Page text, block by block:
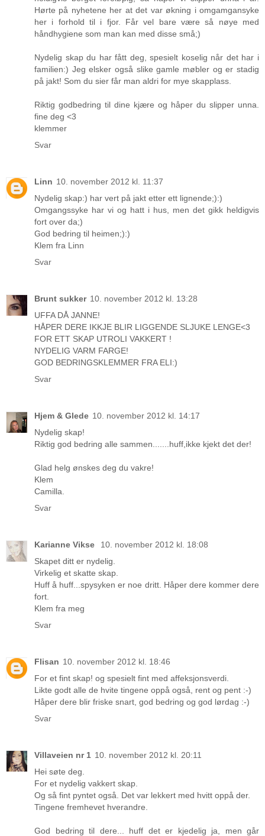
Hørte på nyhetene her at det var økning i omgamgansyke
her i forhold til i fjor. Får vel bare være så nøye med
håndhygiene som man kan med disse små;)
Nydelig skap du har fått deg, spesielt koselig når det har i
familien:) Jeg elsker også slike gamle møbler og er stadig
på jakt! Som du sier får man aldri for mye skapplass.
Riktig godbedring til dine kjære og håper du slipper unna.
fine deg <3
klemmer
Svar
Linn 10. november 2012 kl. 11:37
Nydelig skap:) har vert på jakt etter ett lignende;):)
Omgangssyke har vi og hatt i hus, men det gikk heldigvis
fort over da;)
God bedring til heimen;):)
Klem fra Linn
Svar
Brunt sukker 10. november 2012 kl. 13:28
UFFA DÅ JANNE!
HÅPER DERE IKKJE BLIR LIGGENDE SLJUKE LENGE<3
FOR ETT SKAP UTROLI VAKKERT !
NYDELIG VARM FARGE!
GOD BEDRINGSKLEMMER FRA ELI:)
Svar
Hjem & Glede 10. november 2012 kl. 14:17
Nydelig skap!
Riktig god bedring alle sammen.......huff,ikke kjekt det der!
Glad helg ønskes deg du vakre!
Klem
Camilla.
Svar
Karianne Vikse
10. november 2012 kl. 18:08
Skapet ditt er nydelig.
Virkelig et skatte skap.
Huff å huff...spysyken er noe dritt. Håper dere kommer dere
fort.
Klem fra meg
Svar
Flisan 10. november 2012 kl. 18:46
For et fint skap! og spesielt fint med affeksjonsverdi.
Likte godt alle de hvite tingene oppå også, rent og pent :-)
Håper dere blir friske snart, god bedring og god lørdag :-)
Svar
Villaveien nr 1 10. november 2012 kl. 20:11
Hei søte deg.
For et nydelig vakkert skap.
Og så fint pyntet også. Det var lekkert med hvitt oppå der.
Tingene fremhevet hverandre.
God bedring til dere... huff det er kjedelig ja, men går